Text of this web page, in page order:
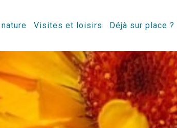
Visites et loisirs Déjà sur place ?